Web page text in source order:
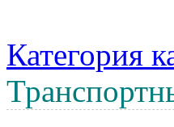
Категория